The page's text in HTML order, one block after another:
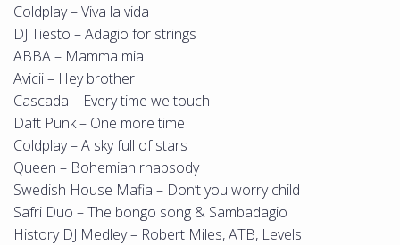
Coldplay – Viva la vida
DJ Tiesto – Adagio for strings
ABBA – Mamma mia
Avicii – Hey brother
Cascada – Every time we touch
Daft Punk – One more time
Coldplay – A sky full of stars
Queen – Bohemian rhapsody
Swedish House Mafia – Don’t you worry child
Safri Duo – The bongo song & Sambadagio
History DJ Medley – Robert Miles, ATB, Levels